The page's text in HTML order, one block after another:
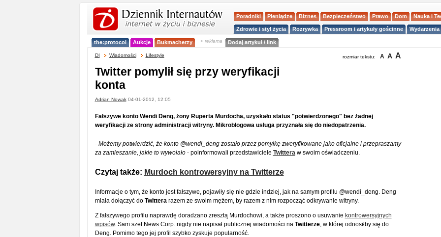
Poradniki Pieniądze Biznes Bezpieczeństwo Prawo Dom Nauka i
Zdrowie i styl życia Rozrywka Pressroom i artykuły gościnne
the:protocol Aukcje Bukmacherzy < reklama Dodaj artykuł / link
DI Wiadomości Lifestyle rozmiar tekstu: A A A
Twitter pomylił się przy weryfikacji
konta
Adrian Nowak04-01-2012, 12:05
Fałszywe konto Wendi Deng, żony Ruperta Murdocha, uzyskało status "potwierdzonego" bez żadnej
weryfikacji ze strony administracji witryny. Mikroblogowa usługa przyznała się do niedopatrzenia.
- Możemy potwierdzić, że konto @wendi_deng zostało przez pomyłkę zweryfikowane jako oficjalne i przepraszamy
za zamieszanie, jakie to wywołało- poinformowali przedstawiciele Twitteraw swoim oświadczeniu.
Czytaj także: Murdoch kontrowersyjny na Twitterze
Informacje o tym, że konto jest fałszywe, pojawiły się nie gdzie indziej, jak na samym profilu @wendi_deng. Deng
miała dołączyć do Twitterarazem ze swoim mężem, by razem z nim rozpocząć odkrywanie witryny.
Z fałszywego profilu naprawdę doradzano zresztą Murdochowi, a także proszono o usuwanie kontrowersyjnych
wpisów. Sam szef News Corp. nigdy nie napisał publicznej wiadomości na Twitterze, w której odnosiłby się do
Deng. Pomimo tego jej profil szybko zyskuje popularność.